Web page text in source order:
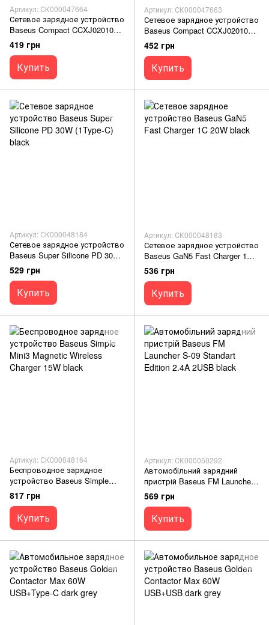
Артикул: СК000047664
Сетевое зарядное устройство
Baseus Compact CCXJ020102
17W (3 USB) white
419 грн
Купить
Артикул: СК000047663
Сетевое зарядное устройство
Baseus Compact CCXJ020101
17W (3 USB) black
452 грн
Купить
Артикул: СК000048184
Сетевое зарядное устройство
Baseus Super Silicone PD 30W
(1Type-C) black
529 грн
Купить
Артикул: СК000048183
Сетевое зарядное устройство
Baseus GaN5 Fast Charger 1C
20W black
536 грн
Купить
Артикул: СК000048164
Беспроводное зарядное
устройство Baseus Simple
Mini3 Magnetic Wireless Charger
15W black
817 грн
Купить
Артикул: СК000050292
Автомобільний зарядний
пристрій Baseus FM Launcher
S-09 Standart Edition 2.4A
2USB black
569 грн
Купить